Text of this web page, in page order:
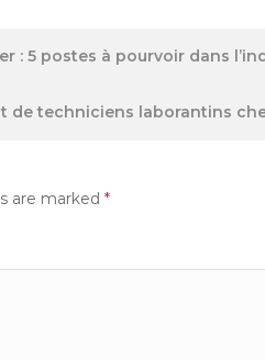
: 5 postes à pourvoir dans
de techniciens laborantins
are marked *